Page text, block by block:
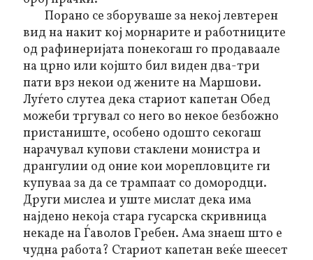
Порано се зборуваше за некој левтерен
вид на накит кој морнарите и работниците
од рафинеријата понекогаш го продаваале
на црно или којшто бил виден два-три
пати врз некои од жените на Маршови.
Луѓето слутеа дека стариот капетан Обед
можеби тргувал со него во некое безбожно
пристаниште, особено одошто секогаш
нарачувал купови стаклени монистра и
дрангулии од оние кои морепловците ги
купуваа за да се трампаат со домородци.
Други мислеа и уште мислат дека има
најдено некоја стара гусарска скривница
некаде на Ѓаволов Гребен. Ама знаеш што е
чудна работа? Стариот капетан веќе шеесет